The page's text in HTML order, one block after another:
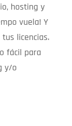
hosting y
vuela! Y
licencias.
fácil para
y/o